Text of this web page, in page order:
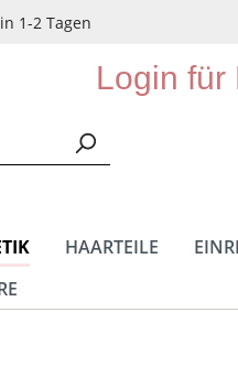
1-2 Tagen
Login für
HAARTEILE